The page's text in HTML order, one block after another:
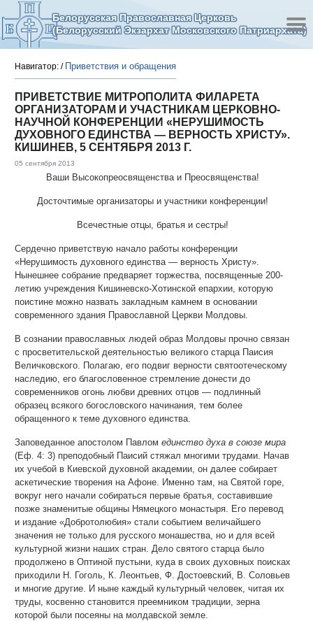
Белорусская Православная Церковь
(Белорусский Экзархат Московского Патриархата)
Навигатор: / Приветствия и обращения
ПРИВЕТСТВИЕ МИТРОПОЛИТА ФИЛАРЕТА
ОРГАНИЗАТОРАМ И УЧАСТНИКАМ ЦЕРКОВНО-
НАУЧНОЙ КОНФЕРЕНЦИИ «НЕРУШИМОСТЬ
ДУХОВНОГО ЕДИНСТВА — ВЕРНОСТЬ ХРИСТУ».
КИШИНЕВ, 5 СЕНТЯБРЯ 2013 Г.
05 сентября 2013
Ваши Высокопреосвященства и Преосвященства!
Досточтимые организаторы и участники конференции!
Всечестные отцы, братья и сестры!
Сердечно приветствую начало работы конференции
«Нерушимость духовного единства — верность Христу».
Нынешнее собрание предваряет торжества, посвященные 200-
летию учреждения Кишиневско-Хотинской епархии, которую
поистине можно назвать закладным камнем в основании
современного здания Православной Церкви Молдовы.
В сознании православных людей образ Молдовы прочно связан
с просветительской деятельностью великого старца Паисия
Величковского. Полагаю, его подвиг верности святоотеческому
наследию, его благословенное стремление донести до
современников огонь любви древних отцов — подлинный
образец всякого богословского начинания, тем более
обращенного к теме духовного единства.
Заповеданное апостолом Павлом единство духа в союзе мира
(Еф. 4: 3) преподобный Паисий стяжал многими трудами. Начав
их учебой в Киевской духовной академии, он далее собирает
аскетические творения на Афоне. Именно там, на Святой горе,
вокруг него начали собираться первые братья, составившие
позже знаменитые общины Нямецкого монастыря. Его перевод
и издание «Добротолюбия» стали событием величайшего
значения не только для русского монашества, но и для всей
культурной жизни наших стран. Дело святого старца было
продолжено в Оптиной пустыни, куда в своих духовных поисках
приходили Н. Гоголь, К. Леонтьев, Ф. Достоевский, В. Соловьев
и многие другие. И ныне каждый культурный человек, читая их
труды, косвенно становится преемником традиции, зерна
которой были посеяны на молдавской земле.